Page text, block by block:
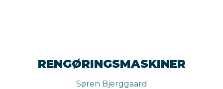
RENGØRINGSMASKINER
Søren Bjerggaard